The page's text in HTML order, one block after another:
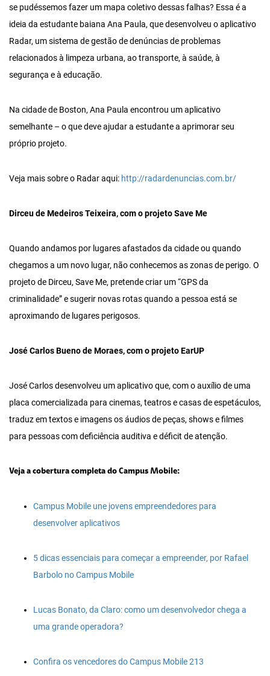
se pudéssemos fazer um mapa coletivo dessas falhas? Essa é a
ideia da estudante baiana Ana Paula, que desenvolveu o aplicativo
Radar, um sistema de gestão de denúncias de problemas
relacionados à limpeza urbana, ao transporte, à saúde, à
segurança e à educação.
Na cidade de Boston, Ana Paula encontrou um aplicativo
semelhante – o que deve ajudar a estudante a aprimorar seu
próprio projeto.
Veja mais sobre o Radar aqui: http://radardenuncias.com.br/
Dirceu de Medeiros Teixeira, com o projeto Save Me
Quando andamos por lugares afastados da cidade ou quando
chegamos a um novo lugar, não conhecemos as zonas de perigo. O
projeto de Dirceu, Save Me, pretende criar um “GPS da
criminalidade” e sugerir novas rotas quando a pessoa está se
aproximando de lugares perigosos.
José Carlos Bueno de Moraes, com o projeto EarUP
José Carlos desenvolveu um aplicativo que, com o auxílio de uma
placa comercializada para cinemas, teatros e casas de espetáculos,
traduz em textos e imagens os áudios de peças, shows e filmes
para pessoas com deficiência auditiva e déficit de atenção.
Veja a cobertura completa do Campus Mobile:
Campus Mobile une jovens empreendedores para
desenvolver aplicativos
5 dicas essenciais para começar a empreender, por Rafael
Barbolo no Campus Mobile
Lucas Bonato, da Claro: como um desenvolvedor chega a
uma grande operadora?
Confira os vencedores do Campus Mobile 213